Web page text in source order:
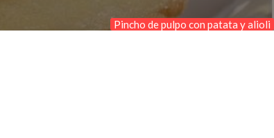
Pincho de pulpo con patata y alioli